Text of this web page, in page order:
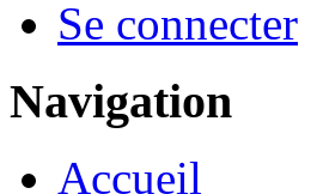
Se connecter
Navigation
Accueil